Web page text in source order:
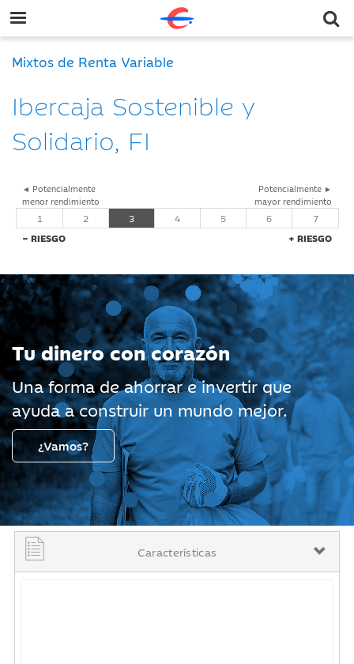
Mixtos de Renta Variable
Ibercaja Sostenible y
Solidario, FI
◄ Potencialmente
menor rendimiento
Potencialmente ►
mayor rendimiento
− RIESGO + RIESGO
1 2 3 4 5 6 7
Tu dinero con corazón
Una forma de ahorrar einvertir que
ayuda aconstruir un mundo mejor.
¿Vamos?
Características